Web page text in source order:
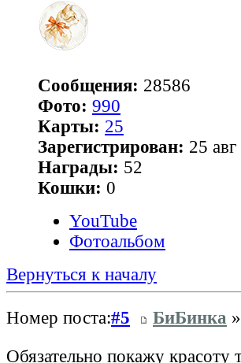
Сообщения: 28586
Фото: 990
Карты: 25
Зарегистрирован: 25
Награды: 52
Кошки: 0
YouTube
Фотоальбом
Вернуться к началу
Номер поста:#5 БиБинка
Обязательно покажу красоту